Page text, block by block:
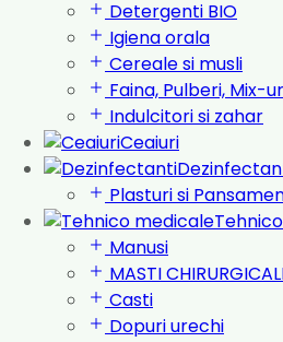
Detergenti BIO
Igiena orala
Cereale si musli
Faina, Pulberi, Mix-
Indulcitori si zahar
Ceaiuri
Plasturi si
Manusi
MASTI
Casti
Dopuri urechi